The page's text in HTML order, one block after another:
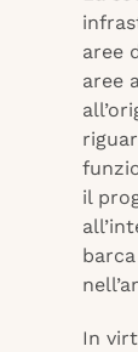
aree
aree
il
In